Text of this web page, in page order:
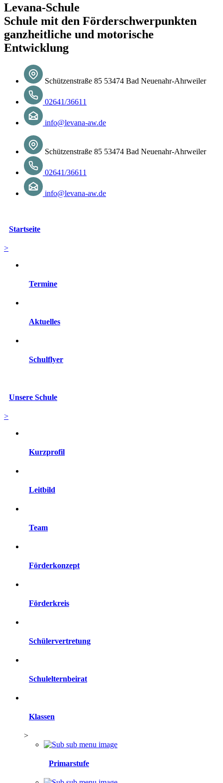
Levana-Schule
Schule mit den Förderschwerpunkten
ganzheitliche und motorische
Entwicklung
Schützenstraße 85 53474 Bad Neuenahr-Ahrweiler
02641/36611
info@levana-aw.de
Schützenstraße 85 53474 Bad Neuenahr-Ahrweiler
02641/36611
info@levana-aw.de
Startseite
>
Termine
Aktuelles
Schulflyer
Unsere Schule
>
Kurzprofil
Leitbild
Team
Förderkonzept
Förderkreis
Schülervertretung
Schulelternbeirat
Klassen
>
Primarstufe